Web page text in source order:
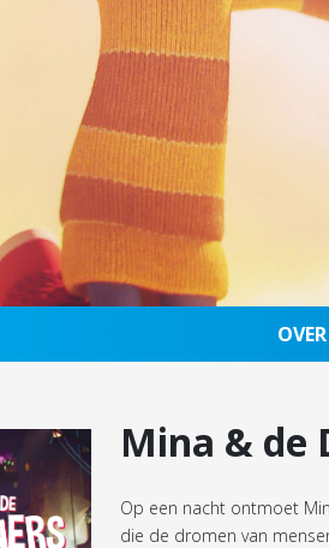
Mina & de
Op een nacht ontmoet
die de dromen van